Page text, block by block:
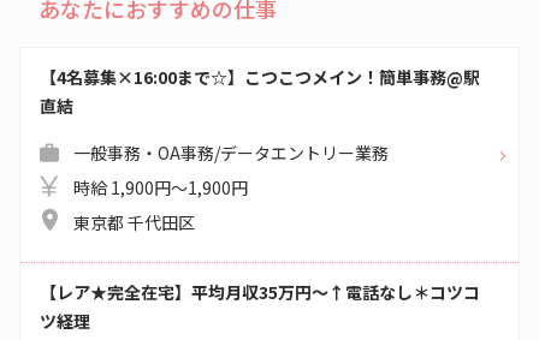
あなたにおすすめの仕事
【4名募集×16:00まで☆】こつこつメイン！簡単事務@駅
直結
一般事務・OA事務/データエントリー業務
時給 1,900円～1,900円
東京都 千代田区
【レア★完全在宅】平均月収35万円～↑電話なし＊コツコ
ツ経理